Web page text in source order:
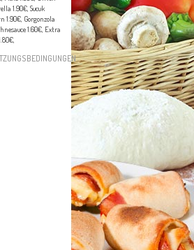
1.90€, Sucuk
1.90€, Gorgonzola
1.60€, Extra